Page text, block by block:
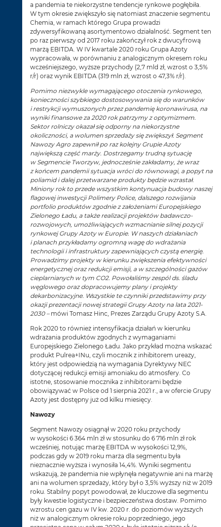
a pandemia te niekorzystne tendencje rynkowe pogłębiła.
W tym okresie zwiększyło się natomiast znaczenie segmentu
Chemia, w ramach którego Grupa prowadzi
zdywersyfikowaną asortymentowo działalność. Segment ten
po raz pierwszy od 2017 roku zakończył rok z dwucyfrową
marżą EBITDA. W IV kwartale 2020 roku Grupa Azoty
wypracowała, w porównaniu z analogicznym okresem roku
wcześniejszego, wyższe przychody (2,7 mld zł, wzrost o 3,5%
r/r) oraz wynik EBITDA (319 mln zł, wzrost o 47,3% r/r).
Pomimo niezwykle wymagającego otoczenia rynkowego,
konieczności szybkiego dostosowywania się do warunków
i restrykcji wymuszonych przez pandemię koronawirusa, na
wyniki finansowe za 2020 rok patrzymy z optymizmem.
Sektor rolniczy okazał się odporny na niekorzystne
okoliczności, a wolumen sprzedaży się zwiększył. Segment
Nawozy Agro zapewnił po raz kolejny Grupie Azoty
największą część marży. Dostrzegamy trudną sytuację
w Segmencie Tworzyw, jednocześnie zakładamy, że wraz
z końcem pandemii sytuacja wróci do równowagi, a popyt na
poliamid i dalej przetwarzane produkty będzie wzrastał.
Miniony rok to przede wszystkim kontynuacja budowy naszej
flagowej inwestycji Polimery Police, dalszego rozwijania
portfolio produktów zgodnie z założeniami Europejskiego
Zielonego Ładu, a także realizacji projektów badawczo-
rozwojowych, umożliwiających wzmacnianie silnej pozycji
rynkowej Grupy Azoty w Europie. W naszych działaniach
i planach przykładamy ogromną wagę do wdrażania
technologii i infrastruktury zapewniających czystą energię.
Prowadzimy projekty w kierunku zwiększenia efektywności
energetycznej oraz redukcji emisji, a w szczególności gazów
cieplarnianych w tym CO2. Powołaliśmy zespól ds. śladu
węglowego oraz dopracowujemy plany i projekty
dekarbonizacyjne. Wszystkie te czynniki przedstawimy przy
okazji prezentacji nowej strategii Grupy Azoty na lata 2021-
2030 – mówi Tomasz Hinc, Prezes Zarządu Grupy Azoty S.A.
Rok 2020 to również intensyfikacja działań w kierunku
wdrażania produktów zgodnych z wymaganiami
Europejskiego Zielonego Ładu. Jako przykład można wskazać
produkt Pulrea+INu, czyli mocznik z inhibitorem ureazy,
który jest odpowiedzią na wymagania Dyrektywy NEC
dotyczącej redukcji emisji amoniaku do atmosfery. Co
istotne, stosowanie mocznika z inhibitorami będzie
obowiązywać w Polsce od 1 sierpnia 2021 r., a w ofercie Grupy
Azoty jest dostępny już od kilku miesięcy.
Nawozy
Segment Nawozy osiągnął w 2020 roku przychody
w wysokości 6 364 mln zł w stosunku do 6 716 mln zł rok
wcześniej, notując marżę EBITDA w wysokości 12,9%,
podczas gdy w 2019 roku marża dla segmentu była
nieznacznie wyższa i wynosiła 14,4%. Wyniki segmentu
wskazują, że pandemia nie wpłynęła negatywnie ani na marżę
ani na wolumen sprzedaży, który był o 3,5% wyższy niż w 2019
roku. Stabilny popyt powodował, że kluczowe dla segmentu
były kwestie logistyczne i bezpieczeństwa dostaw. Pomimo
wzrostu cen gazu w IV kw. 2020 r. do poziomów wyższych
niż w analogicznym okresie roku poprzedniego, jego